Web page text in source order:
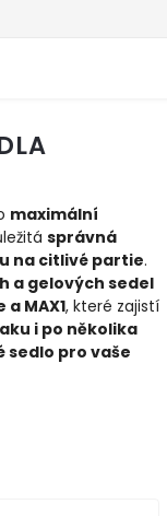
maximální
správná
na citlivé partie.
a gelových sedel
MAX1, které zajistí
i po několika
sedlo pro vaše